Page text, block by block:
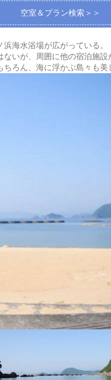
空室＆プラン検索＞＞
海水浴場が広がっている。
いが、周囲に他の宿泊施設
ろん、海に浮かぶ島々も美